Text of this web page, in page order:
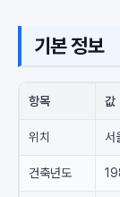
기본 정보
항목 값
위치 서
건축년도